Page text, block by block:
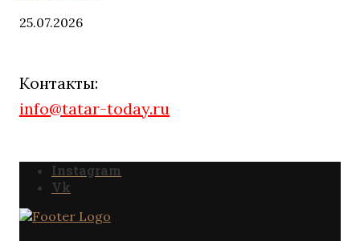
25.07.2026
Контакты:
info@tatar-today.ru
Instagram
Vk